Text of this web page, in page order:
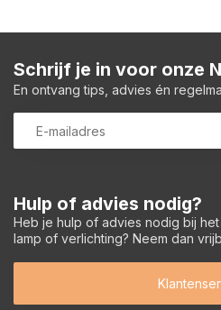
Hulp of advies nodig?
Heb je hulp of advies nodig bij
lamp of verlichting? Neem dan
Schrijf je in voor onze
En ontvang tips, advies én